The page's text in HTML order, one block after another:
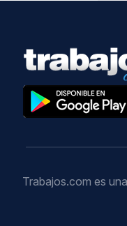
Trabajos.com es